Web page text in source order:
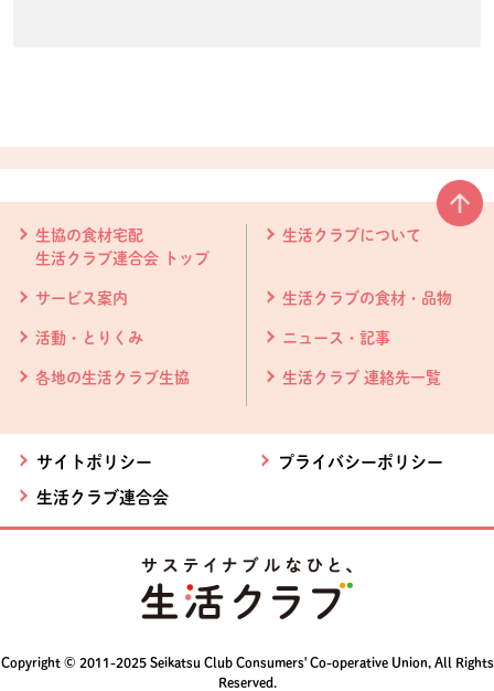
生協の食材宅配
生活クラブ連合会 トップ
生活クラブについて
サービス案内 生活クラブの食材・品物
活動・とりくみ ニュース・記事
各地の生活クラブ生協 生活クラブ 連絡先一覧
サイトポリシー プライバシーポリシー
生活クラブ連合会
Copyright © 2011-2025 Seikatsu Club Consumers' Co-operative Union, All Rights
Reserved.